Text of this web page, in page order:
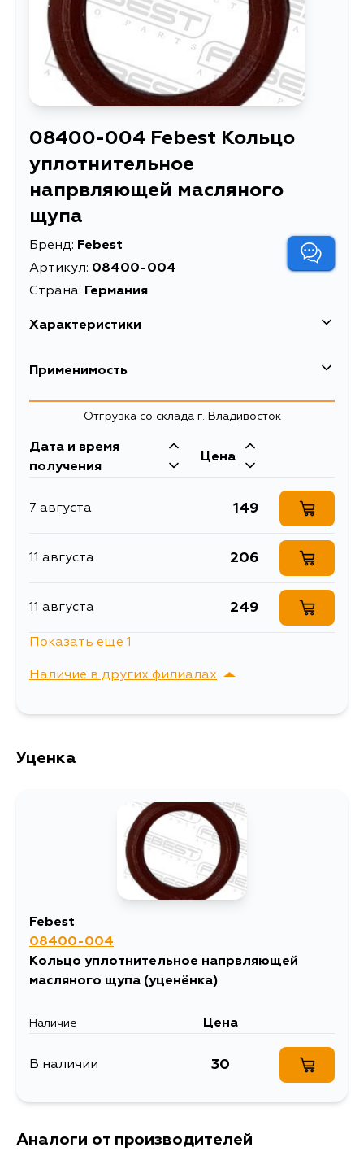
08400-004 Febest Кольцо
уплотнительное
напрвляющей масляного
щупа
Бренд: Febest
Артикул: 08400-004
Страна: Германия
Характеристики
EAN-13
Длина упаковки, мм 150
Масса, кг 0.001
напрвляющей масляного
Применимость
SubaruОтгрузка со склада г. Владивосток
Дата и время
получения
Цена
7 августа 149
11 августа 206
11 августа 249
Показать еще 1
Наличие в других филиалах
г. Владивосток,
Уценка
Febest
08400-004
Кольцо уплотнительное напрвляющей
масляного щупа (уценёнка)
Наличие Цена
В наличии 30
Аналоги от производителей